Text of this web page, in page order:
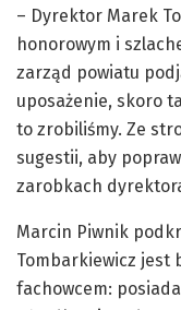
– Dyrektor Marek
honorowym i
zarząd powiatu
uposażenie, skoro
to zrobiliśmy. Ze
sugestii, aby
zarobkach
Marcin Piwnik
Tombarkiewicz jest
fachowcem: